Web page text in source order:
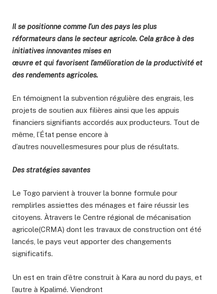
Il se positionne comme l’un des pays les plus
réformateurs dans le secteur agricole. Cela grâce à des
initiatives innovantes mises en
œuvre et qui favorisent l’amélioration de la productivité et
des rendements agricoles.
En témoignent la subvention régulière des engrais, les
projets de soutien aux filières ainsi que les appuis
financiers signifiants accordés aux producteurs. Tout de
même, l’État pense encore à
d’autres nouvellesmesures pour plus de résultats.
Des stratégies savantes
Le Togo parvient à trouver la bonne formule pour
remplirles assiettes des ménages et faire réussir les
citoyens. Àtravers le Centre régional de mécanisation
agricole(CRMA) dont les travaux de construction ont été
lancés, le pays veut apporter des changements
significatifs.
Un est en train d’être construit à Kara au nord du pays, et
l’autre à Kpalimé. Viendront